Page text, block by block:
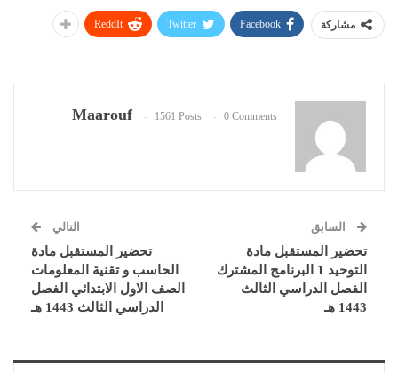
مشاركة Facebook
Twitter
ReddIt
Maarouf 1561 Posts 0 Comments
السابق
تحضير المستقبل مادة
التوحيد 1 البرنامج المشترك
الفصل الدراسي الثالث
1443 هـ
التالي
تحضير المستقبل مادة
الحاسب و تقنية المعلومات
الصف الاول الابتدائي الفصل
الدراسي الثالث 1443 هـ